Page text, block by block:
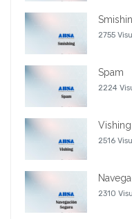
2755
Spam
2224
Vishing
2516
2310